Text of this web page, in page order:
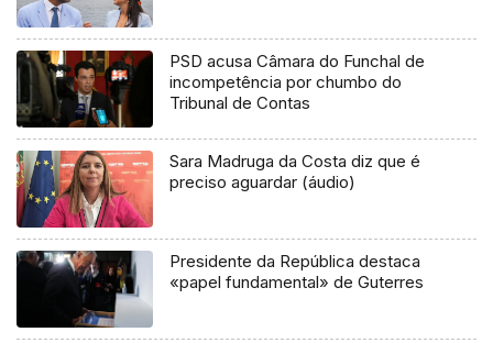
PSD acusa Câmara do Funchal de
incompetência por chumbo do
Tribunal de Contas
Sara Madruga da Costa diz que é
preciso aguardar (áudio)
Presidente da República destaca
«papel fundamental» de Guterres